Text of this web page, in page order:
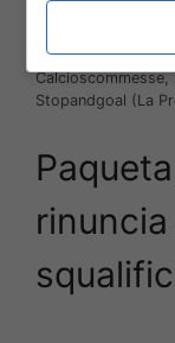
Calcioscommesse,
Stopandgoal (La